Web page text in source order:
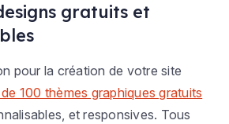
gratuits et
pour la création de votre site
100 thèmes graphiques gratuits
et responsives. Tous